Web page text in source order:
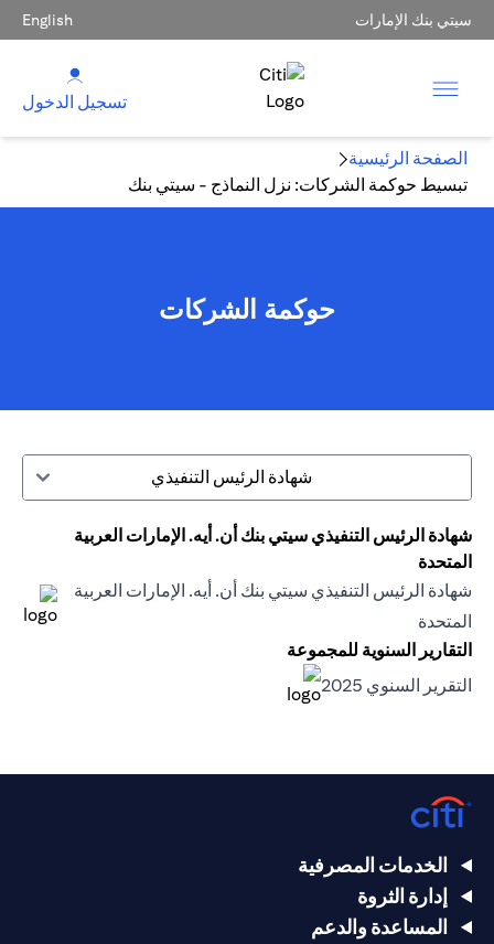
سيتي بنك الإمارات English
تسجيل الدخول
الصفحة الرئيسية
تبسيط حوكمة الشركات: نزل النماذج - سيتي بنك
حوكمة الشركات
شهادة الرئيس التنفيذي
شهادة الرئيس التنفيذي سيتي بنك أن. أيه. الإمارات العربية
المتحدة
شهادة الرئيس التنفيذي سيتي بنك أن. أيه. الإمارات العربية
المتحدة
التقارير السنوية للمجموعة
التقرير السنوي 2025
opens in a new tab
الخدمات المصرفية
إدارة الثروة
المساعدة والدعم